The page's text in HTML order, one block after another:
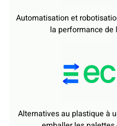
Alternatives au plastique à
emballer les palettes
Exosquelettes actifs et